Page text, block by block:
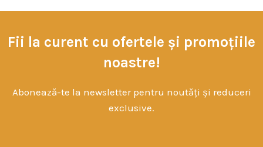
Fii la curent cu ofertele și promoțiile
noastre!
Abonează-te la newsletter pentru noutăți și reduceri
exclusive.